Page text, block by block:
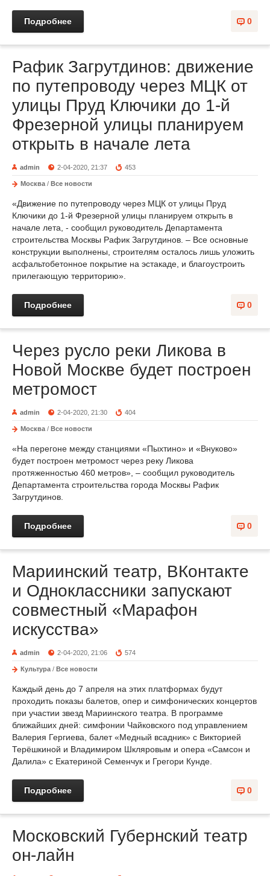
0
Подробнее
Рафик Загрутдинов: движение
по путепроводу через МЦК от
улицы Пруд Ключики до 1-й
Фрезерной улицы планируем
открыть в начале лета
admin 2-04-2020, 21:37 453
Москва / Все новости
«Движение по путепроводу через МЦК от улицы Пруд
Ключики до 1-й Фрезерной улицы планируем открыть в
начале лета, - сообщил руководитель Департамента
строительства Москвы Рафик Загрутдинов. – Все основные
конструкции выполнены, строителям осталось лишь уложить
асфальтобетонное покрытие на эстакаде, и благоустроить
прилегающую территорию».
0
Подробнее
Через русло реки Ликова в
Новой Москве будет построен
метромост
admin 2-04-2020, 21:30 404
Москва / Все новости
«На перегоне между станциями «Пыхтино» и «Внуково»
будет построен метромост через реку Ликова
протяженностью 460 метров», – сообщил руководитель
Департамента строительства города Москвы Рафик
Загрутдинов.
0
Подробнее
Мариинский театр, ВКонтакте
и Одноклассники запускают
совместный «Марафон
искусства»
admin 2-04-2020, 21:06 574
Культура / Все новости
Каждый день до 7 апреля на этих платформах будут
проходить показы балетов, опер и симфонических концертов
при участии звезд Мариинского театра. В программе
ближайших дней: симфонии Чайковского под управлением
Валерия Гергиева, балет «Медный всадник» с Викторией
Терёшкиной и Владимиром Шкляровым и опера «Самсон и
Далила» с Екатериной Семенчук и Грегори Кунде.
0
Подробнее
Московский Губернский театр
он-лайн